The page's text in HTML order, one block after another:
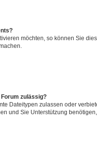
möchten, so können Sie
zulässig?
Dateitypen zulassen oder
und Sie Unterstützung